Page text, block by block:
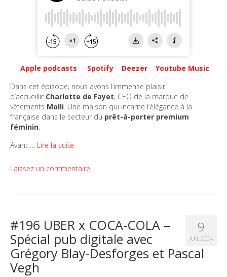
Apple podcasts Spotify Deezer
Youtube Music
Dans cet épisode, nous avons l’immense plaisir
d’accueillir Charlotte de Fayet, CEO de la marque de
vêtements Molli. Une maison qui incarne l’élégance à la
française dans le secteur du prêt-à-porter premium
féminin.
Avant … Lire la suite
Laissez un commentaire
9
JUIL 2024
#196 UBER x COCA-COLA –
Spécial pub digitale avec
Grégory Blay-Desforges et Pascal
Vegh